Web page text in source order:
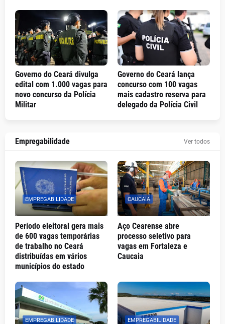
Governo do Ceará divulga
edital com 1.000 vagas para
novo concurso da Polícia
Militar
Governo do Ceará lança
concurso com 100 vagas
mais cadastro reserva para
delegado da Polícia Civil
Empregabilidade Ver todos
EMPREGABILIDADE
Período eleitoral gera mais
de 600 vagas temporárias
de trabalho no Ceará
distribuídas em vários
municípios do estado
CAUCAIA
Aço Cearense abre
processo seletivo para
vagas em Fortaleza e
Caucaia
EMPREGABILIDADE EMPREGABILIDADE